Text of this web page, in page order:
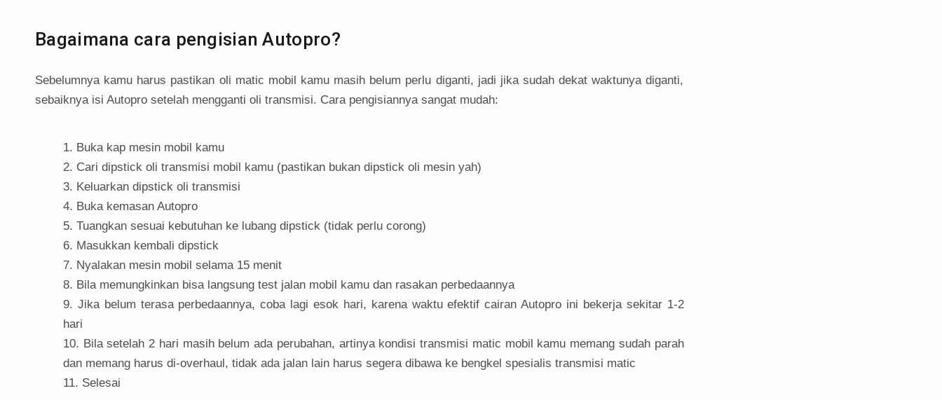
Bagaimana cara pengisian Autopro?
Sebelumnya kamu harus pastikan oli matic mobil kamu masih belum perlu diganti, jadi jika sudah dekat waktunya diganti,
sebaiknya isi Autopro setelah mengganti oli transmisi. Cara pengisiannya sangat mudah:
Buka kap mesin mobil kamu
Cari dipstick oli transmisi mobil kamu (pastikan bukan dipstick oli mesin yah)
Keluarkan dipstick oli transmisi
Buka kemasan Autopro
Tuangkan sesuai kebutuhan ke lubang dipstick (tidak perlu corong)
Masukkan kembali dipstick
Nyalakan mesin mobil selama 15 menit
Bila memungkinkan bisa langsung test jalan mobil kamu dan rasakan perbedaannya
Jika belum terasa perbedaannya, coba lagi esok hari, karena waktu efektif cairan Autopro ini bekerja sekitar 1-2
hari
Bila setelah 2 hari masih belum ada perubahan, artinya kondisi transmisi matic mobil kamu memang sudah parah
dan memang harus di-overhaul, tidak ada jalan lain harus segera dibawa ke bengkel spesialis transmisi matic
Selesai